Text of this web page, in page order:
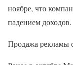
ноябре, что
падением доходов.
Продажа рекламы